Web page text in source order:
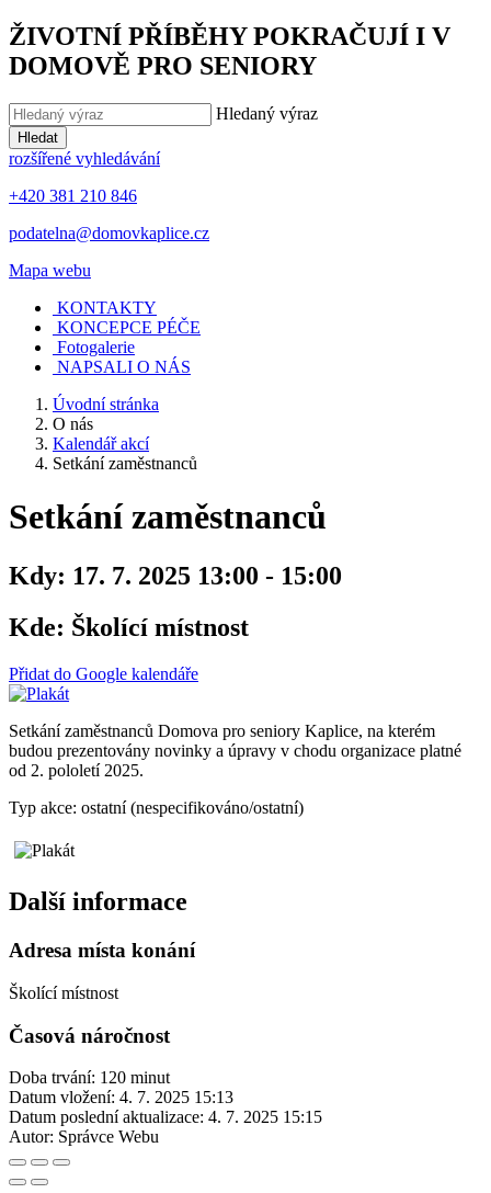
ŽIVOTNÍ PŘÍBĚHY POKRAČUJÍ I V
DOMOVĚ PRO SENIORY
Hledaný výraz
Hledat
rozšířené vyhledávání
+420 381 210 846
podatelna@domovkaplice.cz
Mapa webu
KONTAKTY
KONCEPCE PÉČE
Fotogalerie
NAPSALI O NÁS
Úvodní stránka
O nás
Kalendář akcí
Setkání zaměstnanců
Setkání zaměstnanců
Kdy: 17. 7. 2025 13:00 - 15:00
Kde: Školící místnost
Přidat do Google kalendáře
Setkání zaměstnanců Domova pro seniory Kaplice, na kterém
budou prezentovány novinky a úpravy v chodu organizace platné
od 2. pololetí 2025.
Typ akce: ostatní (nespecifikováno/ostatní)
Další informace
Adresa místa konání
Školící místnost
Časová náročnost
Doba trvání: 120 minut
Datum vložení: 4. 7. 2025 15:13
Datum poslední aktualizace: 4. 7. 2025 15:15
Autor: Správce Webu